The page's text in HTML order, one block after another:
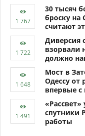
30 тысяч
броску на
считают
Диверсия
взорвали
должно
Мост в
Одессу от
впервые с
спутники
работы